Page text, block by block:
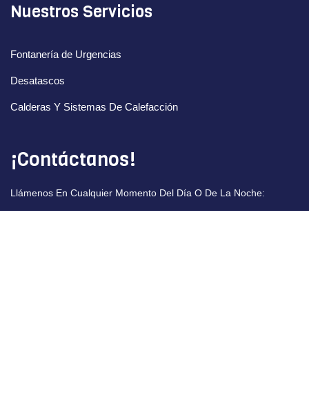
Nuestros Servicios
Fontanería de Urgencias
Desatascos
Calderas Y Sistemas De Calefacción
¡Contáctanos!
Llámenos En Cualquier Momento Del Día O De La Noche: